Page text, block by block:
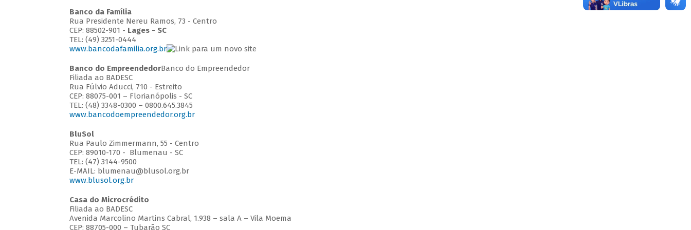
Banco da Família
Rua Presidente Nereu Ramos, 73 - Centro
CEP: 88502-901 - Lages - SC
TEL: (49) 3251-0444
www.bancodafamilia.org.br
Banco do EmpreendedorBanco do Empreendedor
Filiada ao BADESC
Rua Fúlvio Aducci, 710 - Estreito
CEP: 88075-001 – Florianópolis - SC
TEL: (48) 3348-0300 – 0800.645.3845
www.bancodoempreendedor.org.br
BluSol
Rua Paulo Zimmermann, 55 - Centro
CEP: 89010-170 - Blumenau - SC
TEL: (47) 3144-9500
E-MAIL: blumenau@blusol.org.br
www.blusol.org.br
Casa do Microcrédito
Filiada ao BADESC
Avenida Marcolino Martins Cabral, 1.938 – sala A – Vila Moema
CEP: 88705-000 – Tubarão SC